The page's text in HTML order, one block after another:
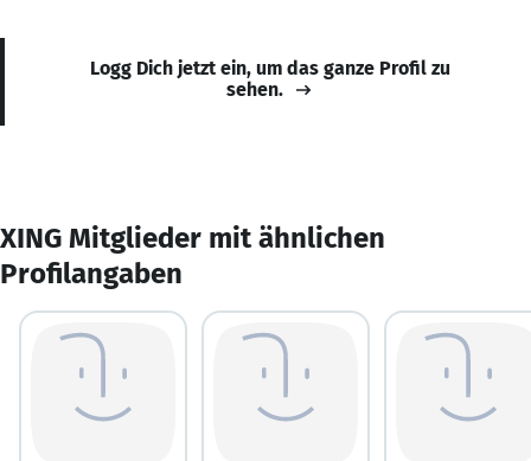
Logg Dich jetzt ein, um das ganze Profil zu
sehen.
XING Mitglieder mit ähnlichen
Profilangaben